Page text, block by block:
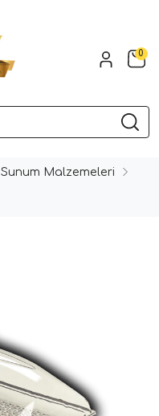
0
Sunum Malzemeleri